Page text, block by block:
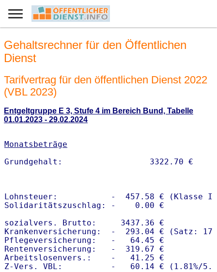
Gehaltsrechner für den Öffentlichen
Dienst
Tarifvertrag für den öffentlichen Dienst 2022
(VBL 2023)
Entgeltgruppe E 3, Stufe 4 im Bereich Bund, Tabelle
01.01.2023 - 29.02.2024
Monatsbeträge
Lohnsteuer:           -  457.58 € (Klasse I)
Solidaritätszuschlag: -    0.00 €
sozialvers. Brutto:     3437.36 €
Krankenversicherung:  -  293.04 € (Satz:
Pflegeversicherung:   -   64.45 €
Rentenversicherung:   -  319.67 €
Arbeitslosenvers.:    -   41.25 €
Z-Vers. VBL:          -   60.14 € ( 1.81%/